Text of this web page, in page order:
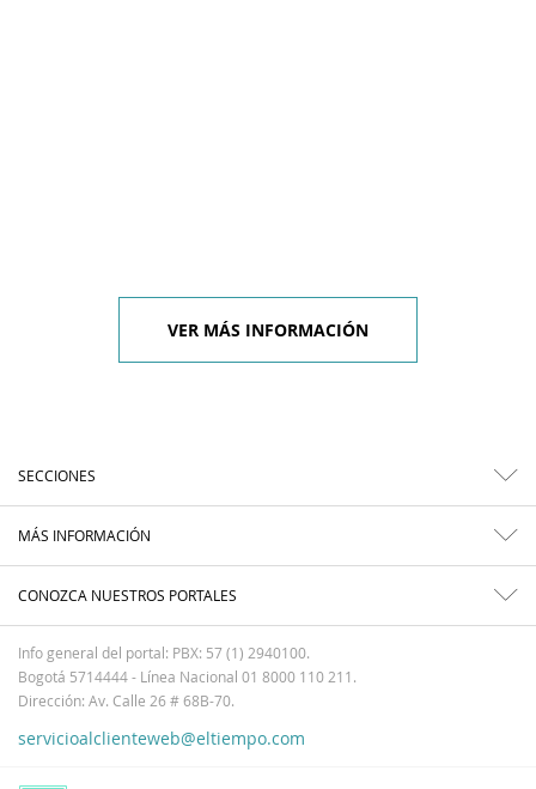
VER MÁS INFORMACIÓN
SECCIONES
MÁS INFORMACIÓN
CONOZCA NUESTROS PORTALES
Info general del portal: PBX: 57 (1) 2940100.
Bogotá 5714444 - Línea Nacional 01 8000 110 211.
Dirección: Av. Calle 26 # 68B-70.
servicioalclienteweb@eltiempo.com